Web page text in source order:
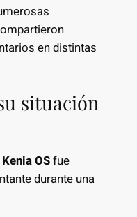
en distintas
situación
OSfue
durante una